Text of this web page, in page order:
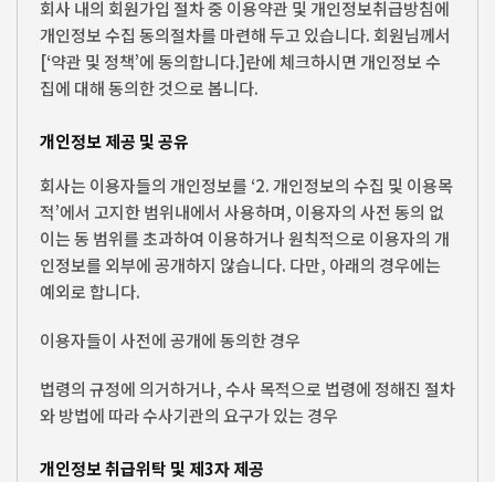
회사 내의 회원가입 절차 중 이용약관 및 개인정보취급방침에
개인정보 수집 동의절차를 마련해 두고 있습니다. 회원님께서
[‘약관 및 정책’에 동의합니다.]란에 체크하시면 개인정보 수
집에 대해 동의한 것으로 봅니다.
개인정보 제공 및 공유
회사는 이용자들의 개인정보를 ‘2. 개인정보의 수집 및 이용목
적’에서 고지한 범위내에서 사용하며, 이용자의 사전 동의 없
이는 동 범위를 초과하여 이용하거나 원칙적으로 이용자의 개
인정보를 외부에 공개하지 않습니다. 다만, 아래의 경우에는
예외로 합니다.
이용자들이 사전에 공개에 동의한 경우
법령의 규정에 의거하거나, 수사 목적으로 법령에 정해진 절차
와 방법에 따라 수사기관의 요구가 있는 경우
개인정보 취급위탁 및 제3자 제공